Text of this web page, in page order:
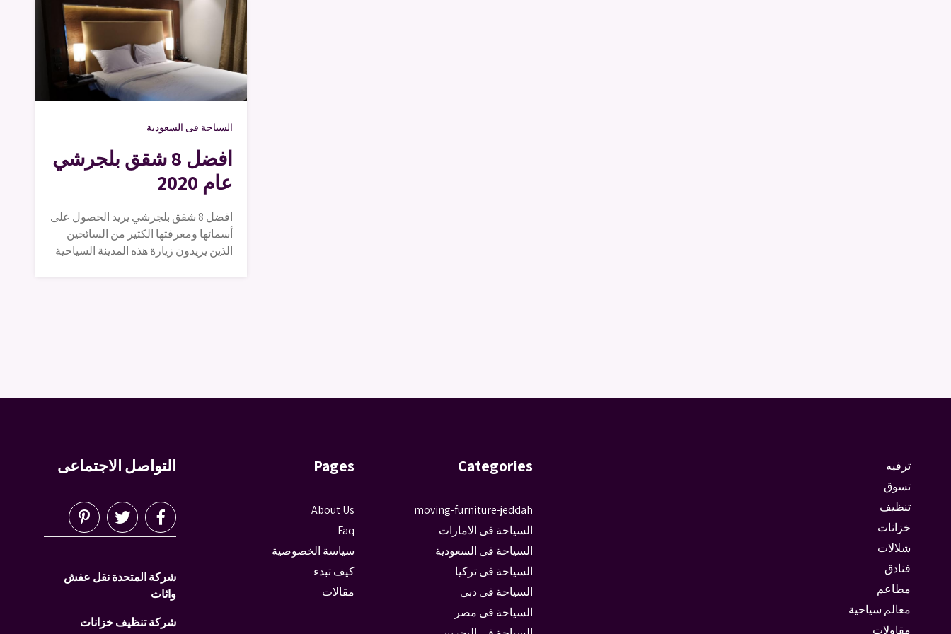
السياحة فى السعودية
افضل 8 شقق بلجرشي
عام 2020
افضل 8 شقق بلجرشي يريد الحصول على
أسمائها ومعرفتها الكثير من السائحين
الذين يريدون زيارة هذه المدينة السياحية
ترفيه
تسوق
تنظيف
خزانات
شلالات
فنادق
مطاعم
معالم سياحية
مقاولات
Categories
moving-furniture-jeddah
السياحة فى الامارات
السياحة فى السعودية
السياحة فى تركيا
السياحة فى دبى
السياحة فى مصر
Pages
About Us
Faq
سياسة الخصوصية
كيف تبدء
مقالات
التواصل الاجتماعى
شركة المتحدة نقل عفش
واثاث
شركة تنظيف خزانات